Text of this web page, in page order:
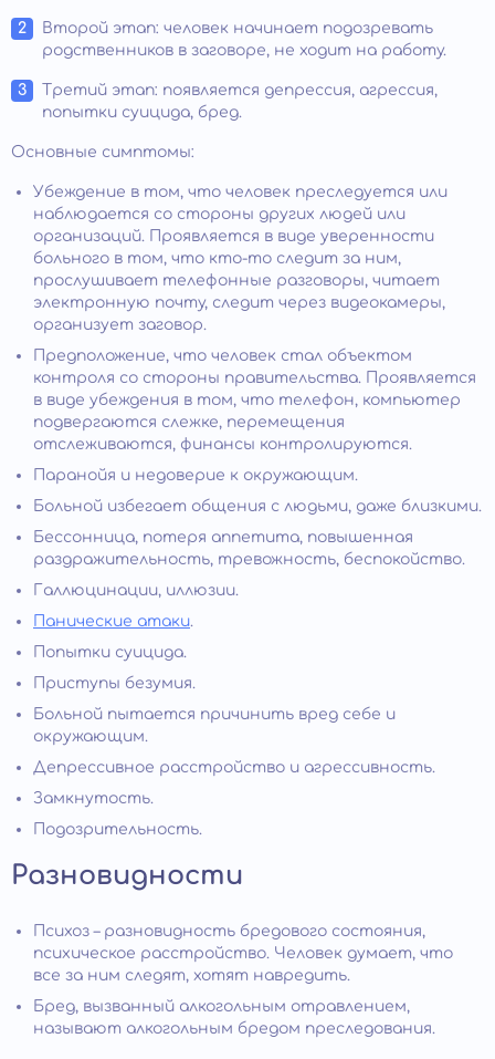
Второй этап: человек начинает подозревать
родственников в заговоре, не ходит на работу.
Третий этап: появляется депрессия, агрессия,
попытки суицида, бред.
Основные симптомы:
Убеждение в том, что человек преследуется или
наблюдается со стороны других людей или
организаций. Проявляется в виде уверенности
больного в том, что кто-то следит за ним,
прослушивает телефонные разговоры, читает
электронную почту, следит через видеокамеры,
организует заговор.
Предположение, что человек стал объектом
контроля со стороны правительства. Проявляется
в виде убеждения в том, что телефон, компьютер
подвергаются слежке, перемещения
отслеживаются, финансы контролируются.
Паранойя и недоверие к окружающим.
Больной избегает общения с людьми, даже близкими.
Бессонница, потеря аппетита, повышенная
раздражительность, тревожность, беспокойство.
Галлюцинации, иллюзии.
Панические атаки.
Попытки суицида.
Приступы безумия.
Больной пытается причинить вред себе и
окружающим.
Депрессивное расстройство и агрессивность.
Замкнутость.
Подозрительность.
Разновидности
Психоз – разновидность бредового состояния,
психическое расстройство. Человек думает, что
все за ним следят, хотят навредить.
Бред, вызванный алкогольным отравлением,
называют алкогольным бредом преследования.